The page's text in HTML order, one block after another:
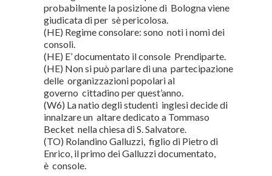
probabilmente la posizione di Bologna viene
giudicata di per sè pericolosa.
(HE) Regime consolare: sono noti i nomi dei
consoli.
(HE) E’ documentato il console Prendiparte.
(HE) Non si può parlare di una partecipazione
delle organizzazioni popolari al
governo cittadino per quest’anno.
(W6) La natio degli studenti inglesi decide di
innalzare un altare dedicato a Tommaso
Becket nella chiesa di S. Salvatore.
(TO) Rolandino Galluzzi, figlio di Pietro di
Enrico, il primo dei Galluzzi documentato,
è console.